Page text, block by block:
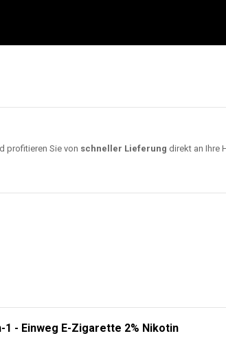
profitieren Sie von schneller Lieferung direkt an Ihre
- Einweg E-Zigarette 2% Nikotin